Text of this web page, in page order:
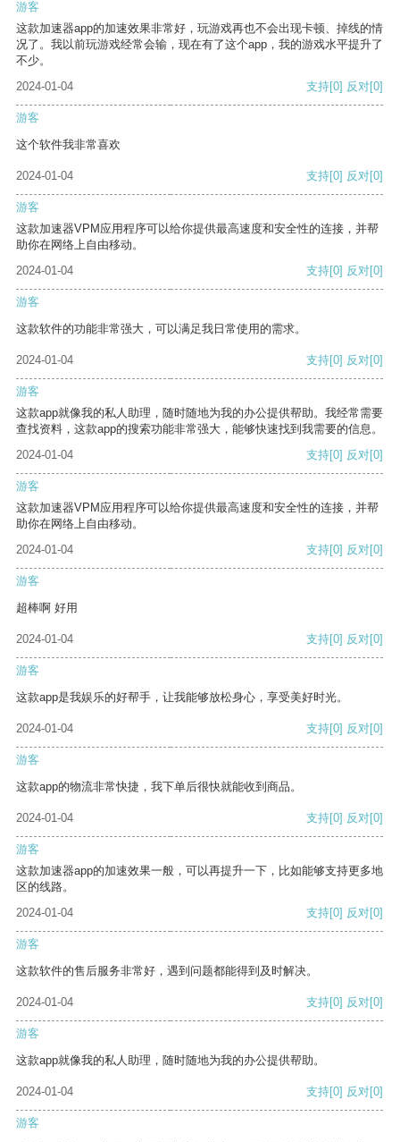
游客
这款加速器app的加速效果非常好，玩游戏再也不会出现卡顿、掉线的情
况了。我以前玩游戏经常会输，现在有了这个app，我的游戏水平提升了
不少。
2024-01-04
支持[0] 反对[0]
游客
这个软件我非常喜欢
2024-01-04 支持[0] 反对[0]
游客
这款加速器VPM应用程序可以给你提供最高速度和安全性的连接，并帮
助你在网络上自由移动。
2024-01-04
支持[0] 反对[0]
游客
这款软件的功能非常强大，可以满足我日常使用的需求。
2024-01-04 支持[0] 反对[0]
游客
这款app就像我的私人助理，随时随地为我的办公提供帮助。我经常需要
查找资料，这款app的搜索功能非常强大，能够快速找到我需要的信息。
2024-01-04
支持[0] 反对[0]
游客
这款加速器VPM应用程序可以给你提供最高速度和安全性的连接，并帮
助你在网络上自由移动。
2024-01-04
支持[0] 反对[0]
游客
超棒啊 好用
2024-01-04 支持[0] 反对[0]
游客
这款app是我娱乐的好帮手，让我能够放松身心，享受美好时光。
2024-01-04 支持[0] 反对[0]
游客
这款app的物流非常快捷，我下单后很快就能收到商品。
2024-01-04 支持[0] 反对[0]
游客
这款加速器app的加速效果一般，可以再提升一下，比如能够支持更多地
区的线路。
2024-01-04
支持[0] 反对[0]
游客
这款软件的售后服务非常好，遇到问题都能得到及时解决。
2024-01-04 支持[0] 反对[0]
游客
这款app就像我的私人助理，随时随地为我的办公提供帮助。
2024-01-04 支持[0] 反对[0]
游客